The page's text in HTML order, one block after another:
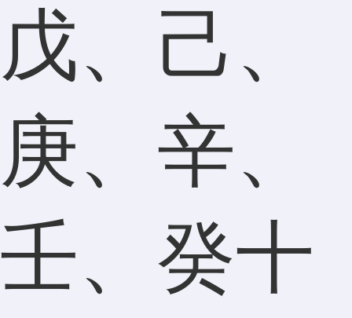
戊、己、
庚、辛、
壬、癸十